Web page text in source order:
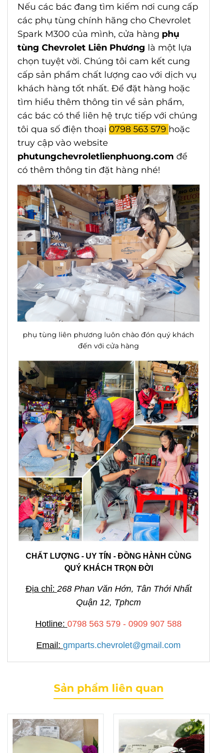
Nếu các bác đang tìm kiếm nơi cung cấp
các phụ tùng chính hãng cho Chevrolet
Spark M300 của mình, cửa hàng phụ
tùng Chevrolet Liên Phương là một lựa
chọn tuyệt vời. Chúng tôi cam kết cung
cấp sản phẩm chất lượng cao với dịch vụ
khách hàng tốt nhất. Để đặt hàng hoặc
tìm hiểu thêm thông tin về sản phẩm,
các bác có thể liên hệ trực tiếp với chúng
tôi qua số điện thoại 0798 563 579 hoặc
truy cập vào website
phutungchevroletlienphuong.com để
có thêm thông tin đặt hàng nhé!
phụ tùng liên phương luôn chào đón quý khách
đến với cửa hàng
CHẤT LƯỢNG - UY TÍN - ĐỒNG HÀNH CÙNG
QUÝ KHÁCH TRỌN ĐỜI
Địa chỉ: 268 Phan Văn Hớn, Tân Thới Nhất
Quận 12, Tphcm
Hotline: 0798 563 579 - 0909 907 588
Email: gmparts.chevrolet@gmail.com
Sản phẩm liên quan